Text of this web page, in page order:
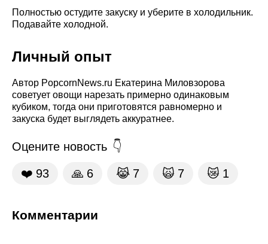
Полностью остудите закуску и уберите в холодильник.
Подавайте холодной.
Личный опыт
Автор PopcornNews.ru Екатерина Миловзорова
советует овощи нарезать примерно одинаковым
кубиком, тогда они приготовятся равномерно и
закуска будет выглядеть аккуратнее.
Оцените новость
❤️ 93 🙏 6 😹 7 🙀 7 😿 1
Комментарии